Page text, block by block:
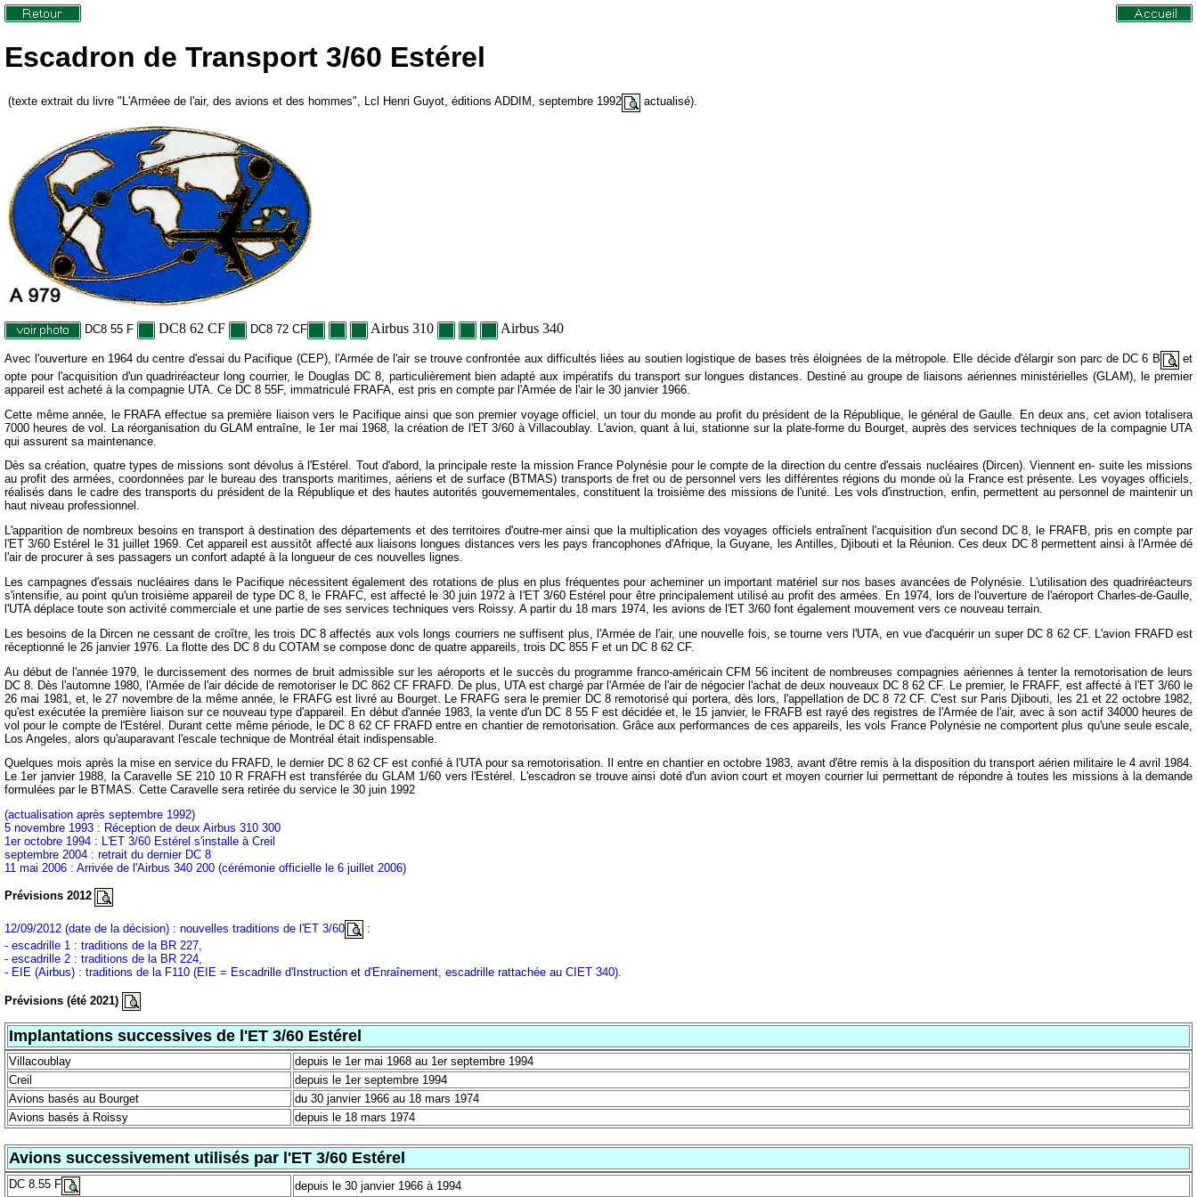
Escadron de Transport 3/60 Estérel
(texte extrait du livre "L'Arméee de l'air, des avions et des hommes", Lcl Henri Guyot, éditions ADDIM, septembre 1992 actualisé).
DC8 55 F DC8 62 CF DC8 72 CF Airbus 310 Airbus 340
Avec l'ouverture en 1964 du centre d'essai du Pacifique (CEP), l'Armée de l'air se trouve confrontée aux difficultés liées au soutien logistique de bases très éloignées de la métropole. Elle décide d'élargir son parc de DC 6 B
et
opte pour l'acquisition d'un quadriréacteur long courrier, le Douglas DC 8, particulièrement bien adapté aux impératifs du transport sur longues distances. Destiné au groupe de liaisons aériennes ministérielles (GLAM), le premier
appareil est acheté à la compagnie UTA. Ce DC 8 55F, immatriculé FRAFA, est pris en compte par l'Armée de l'air le 30 janvier 1966.
Cette même année, le FRAFA effectue sa première liaison vers le Pacifique ainsi que son premier voyage officiel, un tour du monde au profit du président de la République, le général de Gaulle. En deux ans, cet avion totalisera
7000 heures de vol. La réorganisation du GLAM entraîne, le 1er mai 1968, la création de l'ET 3/60 à Villacoublay. L'avion, quant à lui, stationne sur la plate-forme du Bourget, auprès des services techniques de la compagnie UTA
qui assurent sa maintenance.
Dès sa création, quatre types de missions sont dévolus à l'Estérel. Tout d'abord, la principale reste la mission France Polynésie pour le compte de la direction du centre d'essais nucléaires (Dircen). Viennent en- suite les missions
au profit des armées, coordonnées par le bureau des transports maritimes, aériens et de surface (BTMAS) transports de fret ou de personnel vers les différentes régions du monde où la France est présente. Les voyages officiels,
réalisés dans le cadre des transports du président de la République et des hautes autorités gouvernementales, constituent la troisième des missions de l'unité. Les vols d'instruction, enfin, permettent au personnel de maintenir un
haut niveau professionnel.
L'apparition de nombreux besoins en transport à destination des départements et des territoires d'outre-mer ainsi que la multiplication des voyages officiels entraînent l'acquisition d'un second DC 8, le FRAFB, pris en compte par
l'ET 3/60 Estérel le 31 juillet 1969. Cet appareil est aussitôt affecté aux liaisons longues distances vers les pays francophones d'Afrique, la Guyane, les Antilles, Djibouti et la Réunion. Ces deux DC 8 permettent ainsi à l'Armée dé
l'air de procurer à ses passagers un confort adapté à la longueur de ces nouvelles lignes.
Les campagnes d'essais nucléaires dans le Pacifique nécessitent également des rotations de plus en plus fréquentes pour acheminer un important matériel sur nos bases avancées de Polynésie. L'utilisation des quadriréacteurs
s'intensifie, au point qu'un troisième appareil de type DC 8, le FRAFC, est affecté le 30 juin 1972 à I'ET 3/60 Estérel pour être principalement utilisé au profit des armées. En 1974, lors de l'ouverture de l'aéroport Charles-de-Gaulle,
l'UTA déplace toute son activité commerciale et une partie de ses services techniques vers Roissy. A partir du 18 mars 1974, les avions de l'ET 3/60 font également mouvement vers ce nouveau terrain.
Les besoins de la Dircen ne cessant de croître, les trois DC 8 affectés aux vols longs courriers ne suffisent plus, l'Armée de l'air, une nouvelle fois, se tourne vers l'UTA, en vue d'acquérir un super DC 8 62 CF. L'avion FRAFD est
réceptionné le 26 janvier 1976. La flotte des DC 8 du COTAM se compose donc de quatre appareils, trois DC 855 F et un DC 8 62 CF.
Au début de l'année 1979, le durcissement des normes de bruit admissible sur les aéroports et le succès du programme franco-américain CFM 56 incitent de nombreuses compagnies aériennes à tenter la remotorisation de leurs
DC 8. Dès l'automne 1980, l'Armée de l'air décide de remotoriser le DC 862 CF FRAFD. De plus, UTA est chargé par l'Armée de l'air de négocier l'achat de deux nouveaux DC 8 62 CF. Le premier, le FRAFF, est affecté à l'ET 3/60 le
26 mai 1981, et, le 27 novembre de la même année, le FRAFG est livré au Bourget. Le FRAFG sera le premier DC 8 remotorisé qui portera, dès lors, l'appellation de DC 8 72 CF. C'est sur Paris Djibouti, les 21 et 22 octobre 1982,
qu'est exécutée la première liaison sur ce nouveau type d'appareil. En début d'année 1983, la vente d'un DC 8 55 F est décidée et, le 15 janvier, le FRAFB est rayé des registres de l'Armée de l'air, avec à son actif 34000 heures de
vol pour le compte de l'Estérel. Durant cette même période, le DC 8 62 CF FRAFD entre en chantier de remotorisation. Grâce aux performances de ces appareils, les vols France Polynésie ne comportent plus qu'une seule escale,
Los Angeles, alors qu'auparavant l'escale technique de Montréal était indispensable.
Quelques mois après la mise en service du FRAFD, le dernier DC 8 62 CF est confié à l'UTA pour sa remotorisation. Il entre en chantier en octobre 1983, avant d'être remis à la disposition du transport aérien militaire le 4 avril 1984.
Le 1er janvier 1988, la Caravelle SE 210 10 R FRAFH est transférée du GLAM 1/60 vers l'Estérel. L'escadron se trouve ainsi doté d'un avion court et moyen courrier lui permettant de répondre à toutes les missions à la demande
formulées par le BTMAS. Cette Caravelle sera retirée du service le 30 juin 1992
(actualisation après septembre 1992)
5 novembre 1993 : Réception de deux Airbus 310 300
1er octobre 1994 : L'ET 3/60 Estérel s'installe à Creil
septembre 2004 : retrait du dernier DC 8
11 mai 2006 : Arrivée de l'Airbus 340 200 (cérémonie officielle le 6 juillet 2006)
Prévisions 2012
12/09/2012 (date de la décision) : nouvelles traditions de l'ET 3/60
:
- escadrille 1 : traditions de la BR 227,
- escadrille 2 : traditions de la BR 224,
- EIE (Airbus) : traditions de la F110 (EIE = Escadrille d'Instruction et d'Enraînement, escadrille rattachée au CIET 340).
Prévisions (été 2021)
Implantations successives de l'ET 3/60 Estérel
Villacoublay
depuis le 1er mai 1968 au 1er septembre 1994
Creil
depuis le 1er septembre 1994
Avions basés au Bourget
du 30 janvier 1966 au 18 mars 1974
Avions basés à Roissy
depuis le 18 mars 1974
Avions successivement utilisés par l'ET 3/60 Estérel
DC 8.55 F depuis le 30 janvier 1966 à 1994